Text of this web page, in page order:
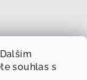
souhlas s